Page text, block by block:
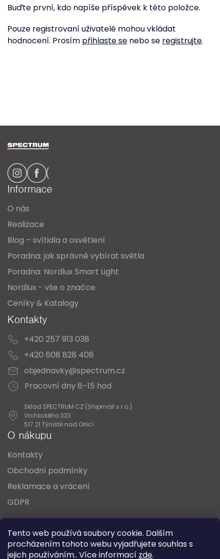
Tento web používá soubory cookie. Dalším
procházením tohoto webu vyjadřujete souhlas s
jejich používáním.. Více informací zde.
Buďte první, kdo napíše příspěvek k této položce.
Pouze registrovaní uživatelé mohou vkládat
hodnocení. Prosím přihlaste se nebo se registrujte.
Informace
O nás
Realizace
Blog – svítidla a osvětlení
Poradna: jak správně vybírat světla
Poradna: Nordlux Smart Light
Nordlux - vše o značce
Ceníky & Katalogy
Kontakty
+420 257 913 038
+420 608 828 408
objednavky@spectrum.cz
Pracovní dny 8–15 hod
Sklad SPECTRUM CZ (Shipmall s.r.o.)
Vrchlického 323
517 21 Týniště nad Orlicí
O nákupu
Kontakty
Obchodní podmínky
Reklamace a vrácení
GDPR
Oblíbené série svítidel: Nordlux Alton
Nordlux Milford Nordlux Oja Nordlux Ellen
Nordlux Explore Nordlux Landon